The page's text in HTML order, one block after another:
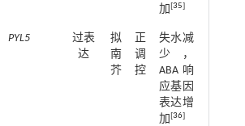
加
[35]
PYL5
过表
达
拟
南
芥
正
调
控
失水减
少，
ABA响
应基因
表达增
加
[36]